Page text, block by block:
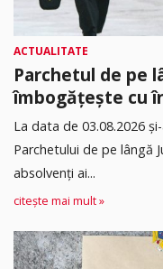
ACTUALITATE
Parchetul de pe
îmbogățește cu
La data de 03.08.2026
Parchetului de pe lângă
absolvenţi ai...
citește mai mult »